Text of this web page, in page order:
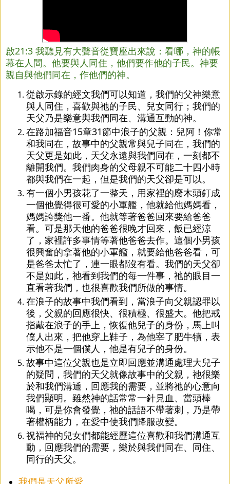
啟21:3 我聽見有大聲音從寶座出來說：看哪，神的帳
幕在人間。他要與人同住，他們要作他的子民。神要
親自與他們同在，作他們的神。
從啟示錄的經文我們可以知道，我們的父神樂意
與人同住，喜歡與祂的子民、兒女同行；我們的
天父乃是樂意與我們同在、溝通互動的神。
在路加福音15章31節中浪子的父親：兒阿！你常
和我同在，故事中的父親常與兒子同在，我們的
天父更是如此，天父永遠與我們同在，一刻都不
離開我們。我們肉身的父母親不可能二十四小時
都與我們在一起，但是我們的天父卻是可以。
有一個小男孩花了一整天，用家裡的廢木頭釘成
一個他覺得很可愛的小軍艦，他就給他媽媽看，
媽媽誇獎他一番。他就等著爸爸回來要給爸爸
看。可是那天他的爸爸很晚才回來，飯已經涼
了，家裡許多事情等著他爸爸去作。這個小男孩
很興奮的拿著他的小軍艦，就要給他爸爸看，可
是爸爸太忙了，連一眼都沒有看。我們的天父卻
不是如此，祂看到我們的每一件事，祂的眼目一
直看著我們，也很喜歡我們所做的事情。
在浪子的故事中我們看到，當浪子向父親認罪以
後，父親的回應很快、很積極、很盛大。他把戒
指戴在浪子的手上，恢復他兒子的身份，馬上叫
僕人出來，把他穿上鞋子，為他宰了肥牛犢，表
示他不是一個僕人，他是有兒子的身份。
故事中這位父親也是立即回應並溝通處理大兒子
的疑問，我們的天父就像故事中的父親，祂很樂
於和我們溝通，回應我的需要，並將祂的心意向
我們顯明。雖然神的話常常一針見血、當頭棒
喝，可是你會發覺，祂的話語不帶著刺，乃是帶
著權柄能力，在愛中使我們降服改變。
祝福神的兒女們都能經歷這位喜歡和我們溝通互
動，回應我們的需要，樂於與我們同在、同住、
同行的天父。
我們是天父所愛